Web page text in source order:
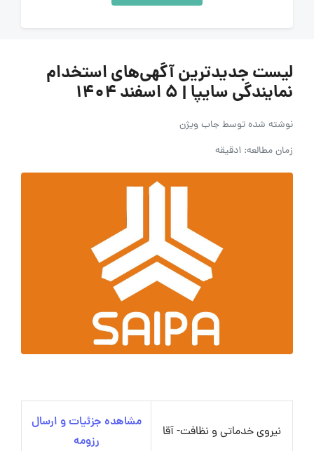
لیست جدیدترین آگهی‌های استخدام
نمایندگی سایپا | ۵ اسفند ۱۴۰۴
نوشته شده توسطجاب ویژن
زمان مطالعه: 1دقیقه
نیروی خدماتی و نظافت- آقا
مشاهده جزئیات و ارسال
رزومه